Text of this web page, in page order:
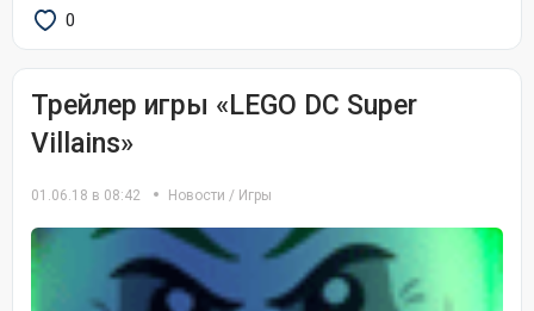
0
Трейлер игры «LEGO DC Super
Villains»
01.06.18 в 08:42 Новости / Игры